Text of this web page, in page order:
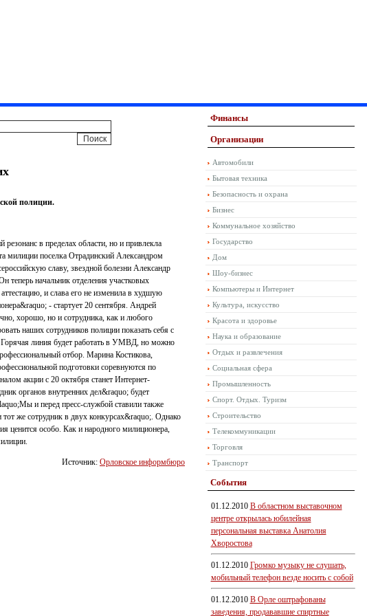
полиции.
в пределах области, но и привлекла
милиции поселка Отрадинский Александром
славу, звездной болезни Александр
начальник отделения участковых
и слава его не изменила в худшую
- стартует 20 сентября. Андрей
хорошо, но и сотрудника, как и любого
наших сотрудников полиции показать себя с
Горячая линия будет работать в УМВД, но можно
отбор. Марина Костикова,
подготовки соревнуются по
акции с 20 октября станет Интернет-
органов внутренних дел&raquo; будет
и перед пресс-службой ставили также
же сотрудник в двух конкурсах&raquo;. Однако
ценится особо. Как и народного милиционера,
Источник: Орловское информбюро
Финансы
Организации
Автомобили
Бытовая техника
Безопасность и охрана
Бизнес
Коммунальное хозяйство
Государство
Дом
Шоу-бизнес
Компьютеры и Интернет
Культура, искусство
Красота и здоровье
Наука и образование
Отдых и развлечения
Социальная сфера
Промышленность
Спорт. Отдых. Туризм
Строительство
Телекоммуникации
Торговля
Транспорт
События
01.12.2010 В областном выставочном
центре открылась юбилейная
персональная выставка Анатолия
Хворостова
01.12.2010 Громко музыку не слушать,
мобильный телефон везде носить с собой
01.12.2010 В Орле оштрафованы
заведения, продававшие спиртные